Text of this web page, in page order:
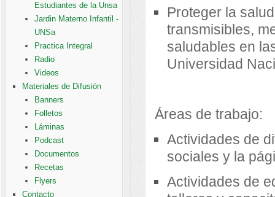
Estudiantes de la Unsa
Jardin Materno Infantil -
UNSa
Practica Integral
Radio
Videos
Materiales de Difusión
Banners
Folletos
Láminas
Podcast
Documentos
Recetas
Flyers
Contacto
Proteger la
transmisibles,
saludables en
Universidad
Áreas de trabajo:
Actividades de
sociales y la
Actividades de